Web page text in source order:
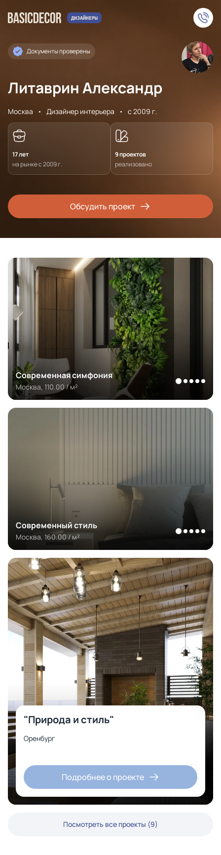
Документы проверены
Литаврин Александр
Москва Дизайнер интерьера с 2009 г.
17 лет
на рынке с 2009 г.
9 проектов
реализовано
Обсудить проект
Современная симфония
Москва, 110.00 / м²
Современный стиль
Москва, 160.00 / м²
"Природа и стиль"
Оренбург
Подробнее о проекте
Посмотреть все проекты (9)